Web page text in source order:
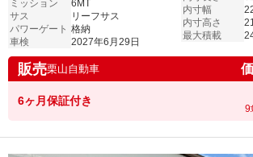
ミッション
6MT
サス
リーフサス
パワーゲート 格納
車検
2027年6月29日
内寸幅
内寸高さ
最大積載
販売栗山自動車
6ヶ月保証付き